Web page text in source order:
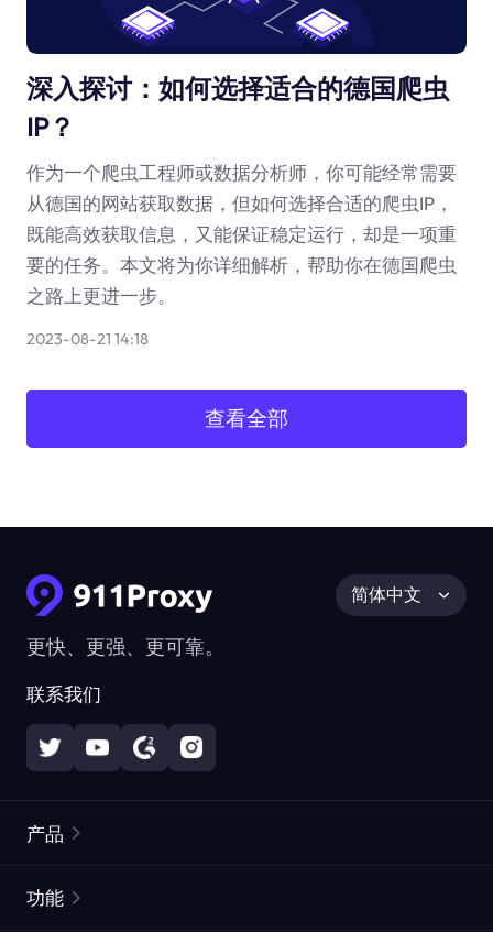
深入探讨：如何选择适合的德国爬虫
IP？
作为一个爬虫工程师或数据分析师，你可能经常需要
从德国的网站获取数据，但如何选择合适的爬虫IP，
既能高效获取信息，又能保证稳定运行，却是一项重
要的任务。本文将为你详细解析，帮助你在德国爬虫
之路上更进一步。
2023-08-21 14:18
查看全部
更快、更强、更可靠。
联系我们
简体中文
产品
功能